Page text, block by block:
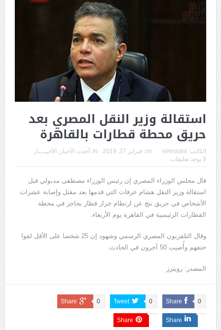
استقالة وزير النقل المصري بعد
حريق محطة قطارات بالقاهرة
الكاتب: elressala
on: فبراير 27, 2019 In: أحدث الأخبار
الأخبــــار
لا يوجد تعليقات
قال مجلس الوزراء المصري إن رئيس الوزراء مصطفى مدبولي قبل
استقالة وزير النقل هشام عرفات التي قدمها بعد مقتل وإصابة عشرات
الأشخاص في حريق نتج عن ارتطام جرار قطار بحاجز في محطة
القطارات الرئيسية في القاهرة يوم الأربعاء.
وقال التلفزيون المصري الرسمي وشهود إن 25 شخصا على الأقل لقوا
حتفهم وأُصيب 50 آخرون في الحادث.
المصدر: رويترز
Share 0
Tweet 0
Share 0
Share
Share